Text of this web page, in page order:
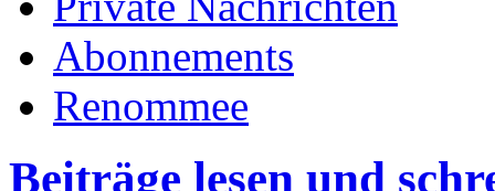
Abonnements
Renommee
Beiträge lesen und